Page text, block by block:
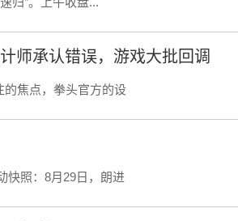
师承认错误，游戏大批回调
的焦点，拳头官方的设
快照：8月29日，朗进